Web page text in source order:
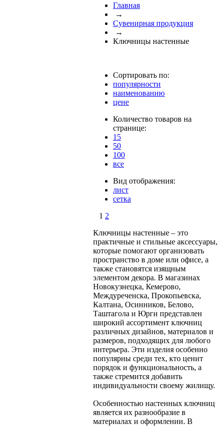
Главная
→
Сувенирная продукция
→
Ключницы настенные
Сортировать по:
популярности
наименованию
цене
Количество товаров на
странице:
15
50
100
все
Вид отображения:
лист
сетка
1 2
Ключницы настенные – это
практичные и стильные аксессуары,
которые помогают организовать
пространство в доме или офисе, а
также становятся изящным
элементом декора. В магазинах
Новокузнецка, Кемерово,
Междуреченска, Прокопьевска,
Калтана, Осинников, Белово,
Таштагола и Юрги представлен
широкий ассортимент ключниц
различных дизайнов, материалов и
размеров, подходящих для любого
интерьера. Эти изделия особенно
популярны среди тех, кто ценит
порядок и функциональность, а
также стремится добавить
индивидуальности своему жилищу.
Особенностью настенных ключниц
является их разнообразие в
материалах и оформлении. В